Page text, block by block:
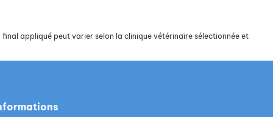
appliqué peut varier selon la clinique vétérinaire sélectionnée et